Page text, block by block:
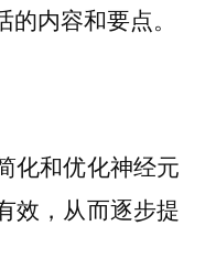
内容和要点。
化和优化神经元
效，从而逐步提